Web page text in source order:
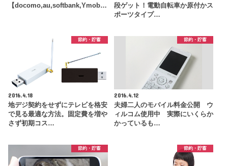
【docomo,au,softbank,Ymob…
段ゲット！電動自転車か原付かス
ポーツタイプ…
節約・貯蓄
2016.4.18
地デジ契約をせずにテレビを格安
で見る最適な方法。固定費を増や
さず初期コス…
節約・貯蓄
2016.4.12
夫婦二人のモバイル料金公開 ウ
ィルコム使用中 実際にいくらか
かっているも…
節約・貯蓄 節約・貯蓄